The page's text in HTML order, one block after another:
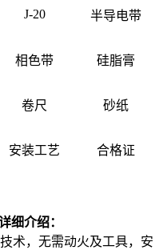
J-20 半导电带
相色带 硅脂膏
卷尺 砂纸
安装工艺 合格证
细介绍：
术，无需动火及工具，安